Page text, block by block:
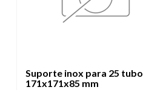
Suporte inox para 25
171x171x85 mm